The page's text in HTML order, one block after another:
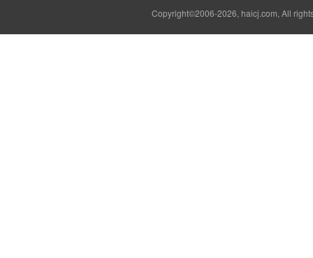
Copyright©2006-2026, haicj.com, All